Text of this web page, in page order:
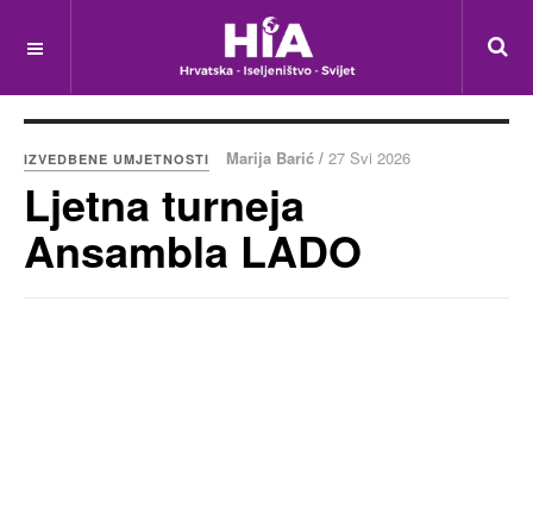
IZVEDBENE UMJETNOSTI Marija Barić / 27 Svi 2026
Ljetna turneja
Ansambla LADO